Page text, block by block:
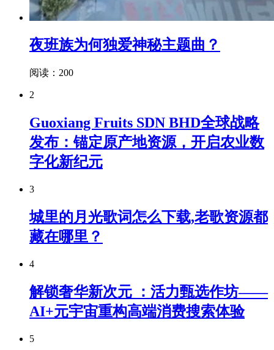
夜班族为何独爱神秘主题曲？
阅读：200
2
Guoxiang Fruits SDN BHD全球战略
发布：锚定原产地资源，开启农业数
字化新纪元
3
城里的月光歌词怎么下载,老歌资源都
藏在哪里？
4
解锁奢华新次元 ：活力甄选作坊——
AI+元宇宙重构高端消费搜索体验
5